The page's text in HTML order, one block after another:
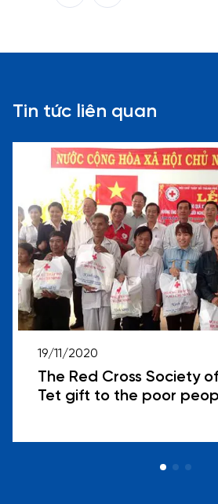
Tin tức liên quan
19/11/2020
The Red Cross Society
Tet gift to the poor